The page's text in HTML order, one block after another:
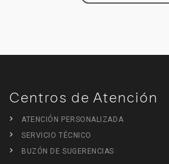
Centros de Atención
ATENCIÓN PERSONALIZADA
SERVICIO TÉCNICO
BUZÓN DE SUGERENCIAS